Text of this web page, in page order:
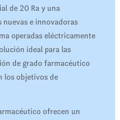
de 20 Ra y una
e innovadoras
operadas eléctricamente
ideal para las
de grado farmacéutico
los objetivos de
ofrecen un